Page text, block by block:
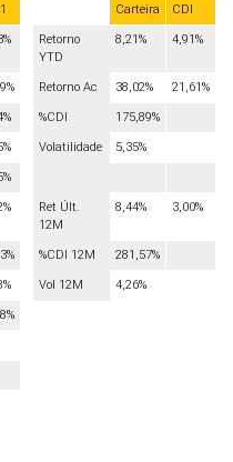
Carteira CDI
Retorno
YTD
8,21% 4,91%
Retorno Ac 38,02% 21,61%
%CDI 175,89%
Volatilidade 5,35%
Ret Últ.
12M
8,44% 3,00%
%CDI 12M 281,57%
Vol 12M 4,26%